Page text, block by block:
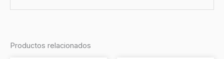
Productos relacionados